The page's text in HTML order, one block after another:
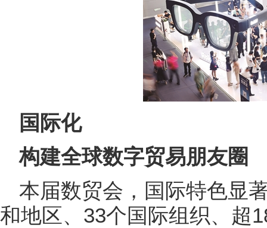
国际化
构建全球数字贸易朋友圈
本届数贸会，国际特色
和地区、33个国际组织、超